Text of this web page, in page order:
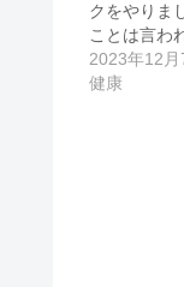
クをやりま
ことは言わ
2023年12月
健康